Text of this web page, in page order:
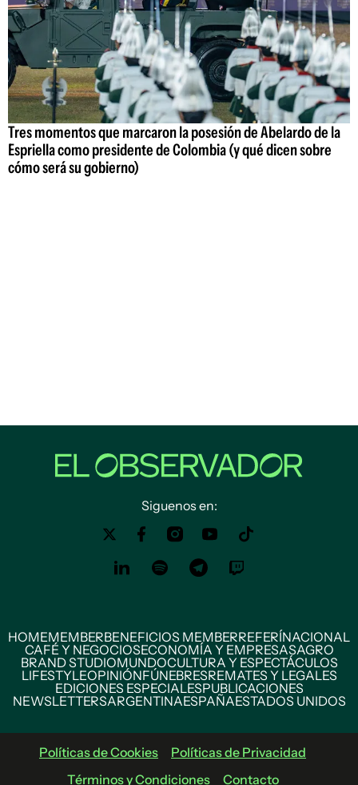
Tres momentos que marcaron la posesión de Abelardo de la
Espriella como presidente de Colombia (y qué dicen sobre
cómo será su gobierno)
Siguenos en:
HOMEMEMBERBENEFICIOS MEMBERREFERÍNACIONAL
CAFÉ Y NEGOCIOSECONOMÍA Y EMPRESASAGRO
BRAND STUDIOMUNDOCULTURA Y ESPECTÁCULOS
LIFESTYLEOPINIÓNFÚNEBRESREMATES Y LEGALES
EDICIONES ESPECIALESPUBLICACIONES
NEWSLETTERSARGENTINAESPAÑAESTADOS UNIDOS
Políticas de Cookies
Políticas de Privacidad
Términos y Condiciones
Contacto